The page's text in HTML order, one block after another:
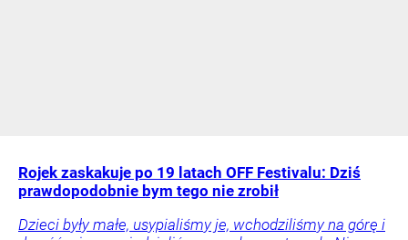
Rojek zaskakuje po 19 latach OFF Festivalu: Dziś
prawdopodobnie bym tego nie zrobił
Dzieci były małe, usypialiśmy je, wchodziliśmy na górę i